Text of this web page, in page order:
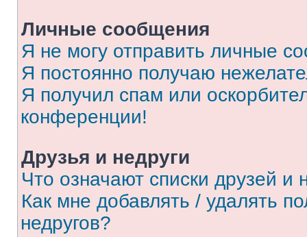
Личные сообщения
Я не могу отправить личные
Я постоянно получаю
Я получил спам или
конференции!
Друзья и недруги
Что означают списки друзей и
Как мне добавлять / удалять
недругов?